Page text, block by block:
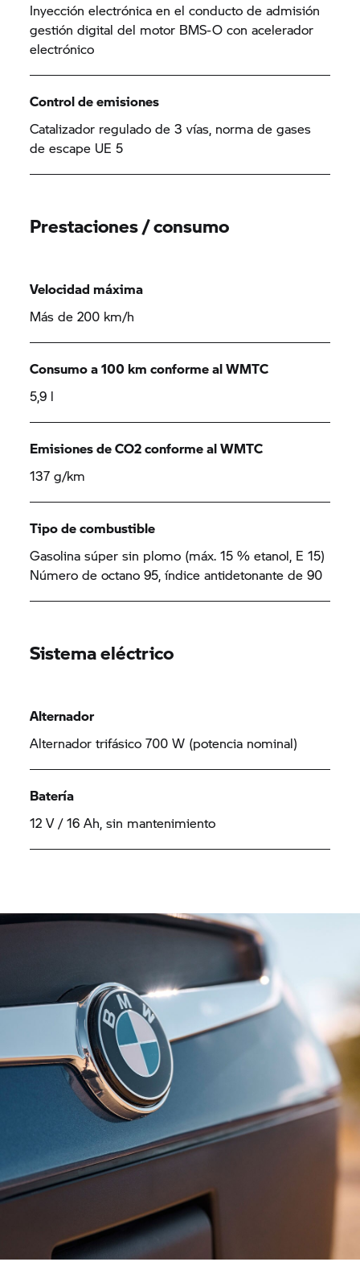
Inyección electrónica en el conducto de admisión
gestión digital del motor BMS-O con acelerador
electrónico
Control de emisiones
Catalizador regulado de 3 vías, norma de gases
de escape UE 5
Prestaciones / consumo
Velocidad máxima
Más de 200 km/h
Consumo a 100 km conforme al WMTC
5,9 l
Emisiones de CO2 conforme al WMTC
137 g/km
Tipo de combustible
Gasolina súper sin plomo (máx. 15 % etanol, E 15)
Número de octano 95, índice antidetonante de 90
Sistema eléctrico
Alternador
Alternador trifásico 700 W (potencia nominal)
Batería
12 V / 16 Ah, sin mantenimiento